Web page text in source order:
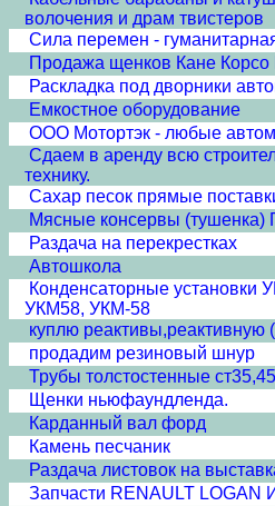
волочения и драм твистеров
Сила перемен -
Продажа щенков Кане Корсо
Раскладка под дворники
Емкостное оборудование
ООО Мотортэк - любые
Сдаем в аренду всю
технику.
Сахар песок прямые
Мясные консервы (тушенка)
Раздача на перекрестках
Автошкола
Конденсаторные
УКМ58, УКМ-58
куплю
продадим резиновый шнур
Трубы толстостенные
Щенки ньюфаундленда.
Карданный вал форд
Камень песчаник
Раздача листовок на
Запчасти RENAULT LOGAN